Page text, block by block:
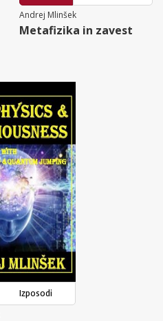
Andrej Mlinšek
Metafizika in zavest
Izposodi